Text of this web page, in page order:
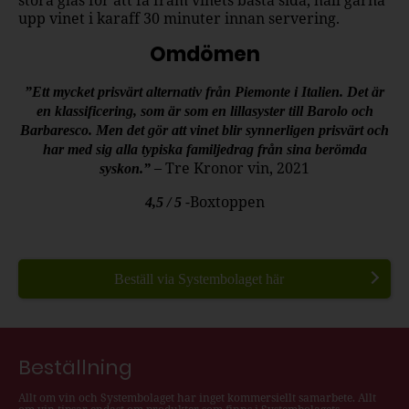
upp vinet i karaff 30 minuter innan servering.
Omdömen
”Ett mycket prisvärt alternativ från Piemonte i Italien. Det är
en klassificering, som är som en lillasyster till Barolo och
Barbaresco. Men det gör att vinet blir synnerligen prisvärt och
har med sig alla typiska familjedrag från sina berömda
syskon.” – Tre Kronor vin, 2021
4,5 / 5-Boxtoppen
Beställ via Systembolaget här
Beställning
Allt om vin och Systembolaget har inget kommersiellt samarbete. Allt